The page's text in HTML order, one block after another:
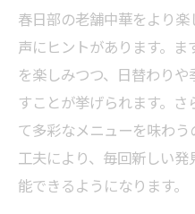
春日部の老舗中華をより
声にヒントがあります。
を楽しみつつ、日替わり
すことが挙げられます。
て多彩なメニューを味わ
工夫により、毎回新しい
能できるようになります。